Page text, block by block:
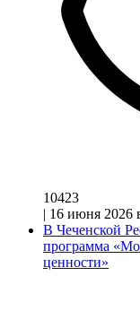
10423
| 16 июня 2026
В Чеченской
программа
ценности»